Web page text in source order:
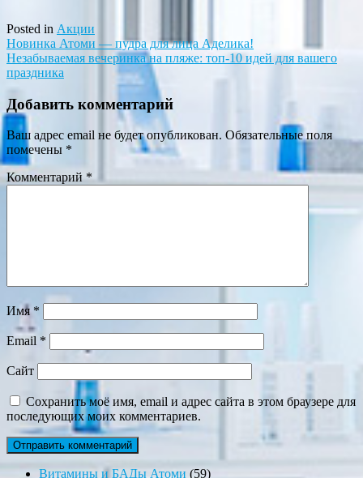
Posted in Акции
Навигация
по
записям
Новинка Атоми — пудра для лица Аделика!
Незабываемая вечеринка на пляже: топ-10 идей для вашего
праздника
Добавить комментарий
Ваш адрес email не будет опубликован. Обязательные поля
помечены *
Комментарий *
Имя *
Email *
Сайт
Сохранить моё имя, email и адрес сайта в этом браузере для
последующих моих комментариев.
Витамины и БАДы Атоми 5959